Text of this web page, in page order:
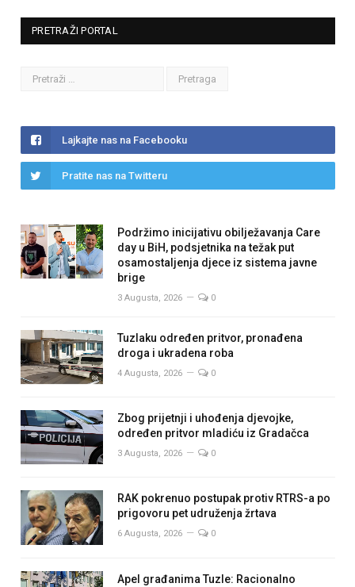
PRETRAŽI PORTAL
Lajkajte nas na Facebooku
Pratite nas na Twitteru
Podržimo inicijativu obilježavanja Care
day u BiH, podsjetnika na težak put
osamostaljenja djece iz sistema javne
brige
3 Augusta, 2026 0
Tuzlaku određen pritvor, pronađena
droga i ukradena roba
4 Augusta, 2026 0
Zbog prijetnji i uhođenja djevojke,
određen pritvor mladiću iz Gradačca
3 Augusta, 2026 0
RAK pokrenuo postupak protiv RTRS-a po
prigovoru pet udruženja žrtava
6 Augusta, 2026 0
Apel građanima Tuzle: Racionalno